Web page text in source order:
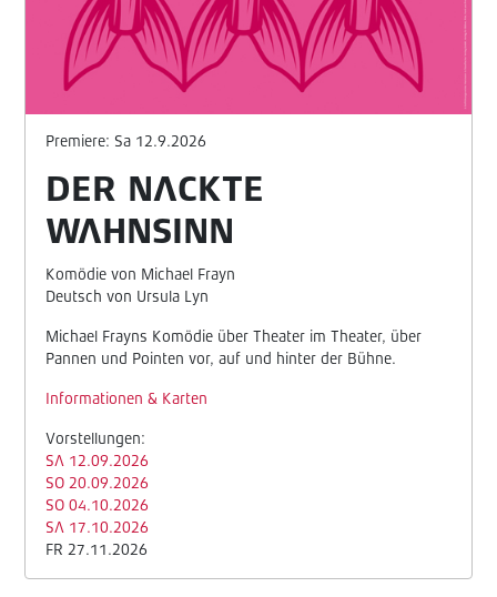
Premiere: Sa 12.9.2026
DER NACKTE
WAHNSINN
Komödie von Michael Frayn
Deutsch von Ursula Lyn
Michael Frayns Komödie über Theater im Theater, über
Pannen und Pointen vor, auf und hinter der Bühne.
Informationen & Karten
Vorstellungen:
SA 12.09.2026
SO 20.09.2026
SO 04.10.2026
SA 17.10.2026
FR 27.11.2026